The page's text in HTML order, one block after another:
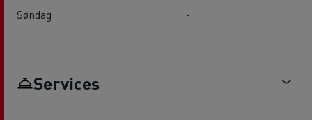
Søndag
-
Services